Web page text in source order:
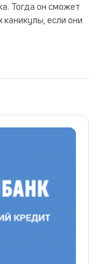
Тогда он сможет
если они